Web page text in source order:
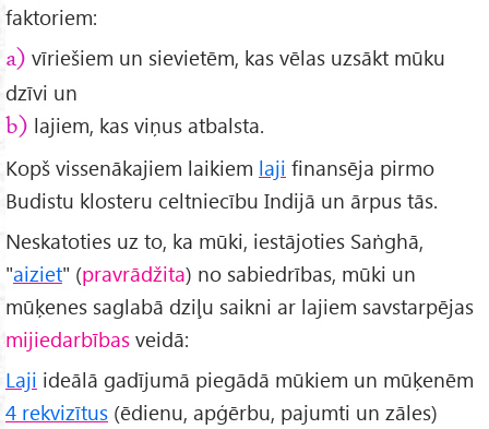
faktoriem:
a) vīriešiem un sievietēm, kas vēlas uzsākt mūku
dzīvi un
b) lajiem, kas viņus atbalsta.
Kopš vissenākajiem laikiem laji finansēja pirmo
Budistu klosteru celtniecību Indijā un ārpus tās.
Neskatoties uz to, ka mūki, iestājoties Saṅghā,
"aiziet" (pravrādžita) no sabiedrības, mūki un
mūķenes saglabā dziļu saikni ar lajiem savstarpējas
mijiedarbības veidā:
Laji ideālā gadījumā piegādā mūkiem un mūķenēm
4 rekvizītus (ēdienu, apģērbu, pajumti un zāles)